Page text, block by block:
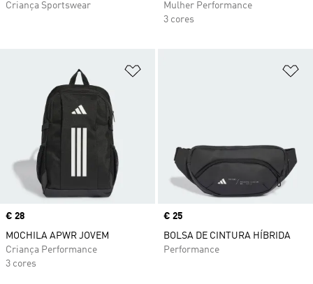
Criança Sportswear
Mulher Performance
3 cores
Price
€ 28
MOCHILA APWR JOVEM
Criança Performance
3 cores
Price
€ 25
BOLSA DE CINTURA HÍBRIDA
Performance